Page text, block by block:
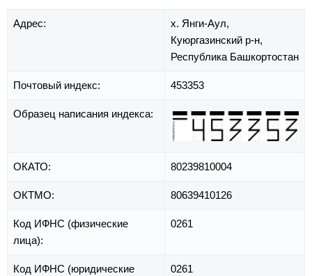
Адрес:
х. Янги-Аул,
Куюргазинский р-н,
Республика Башкортостан
Почтовый индекс: 453353
Образец написания индекса:
ОКАТО: 80239810004
ОКТМО: 80639410126
Код ИФНС (физические
лица):
0261
Код ИФНС (юридические
0261